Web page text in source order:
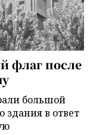
флаг после
большой
здания в ответ